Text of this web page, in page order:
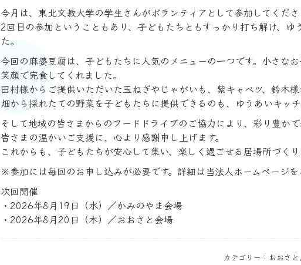
今月は、東北文教大学の学生さんがボランティアとして参加してくださ
2回目の参加ということもあり、子どもたちともすっかり打ち解け、
た。
今回の麻婆豆腐は、子どもたちに人気のメニューの一つです。小さな
笑顔で完食してくれました。
田村様からご提供いただいた玉ねぎやじゃがいも、紫キャベツ、鈴木
畑から採れたての野菜を子どもたちに提供できるのも、ゆうあいキッチ
そして地域の皆さまからのフードドライブのご協力により、彩り豊か
皆さまの温かいご支援に、心より感謝申し上げます。
これからも、子どもたちが安心して集い、楽しく過ごせる居場所づくり
※参加には毎回のお申し込みが必要です。詳細は当法人ホームページを
次回開催
・ 2026年8月 19日（水）／かみのやま会場
・ 2026年8月20 日（木）／おおさと会場
カテゴリー： おおさと,